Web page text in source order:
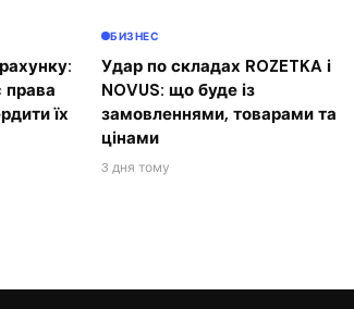
права
їх
БИЗНЕС
Удар по складах ROZETKA і
NOVUS: що буде із
замовленнями, товарами та
цінами
3 дня тому